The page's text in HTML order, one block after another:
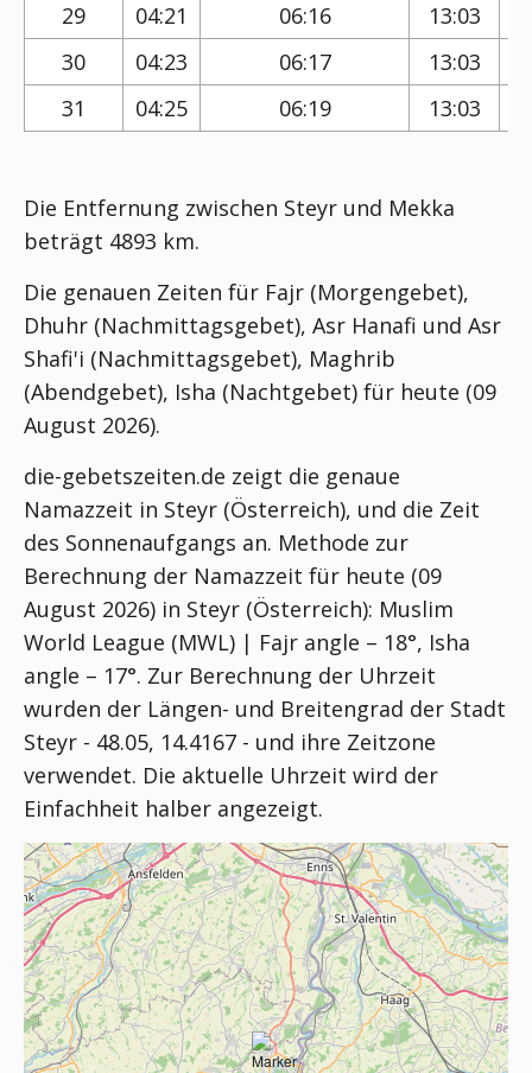
29
04:21 06:16 13:03
30
04:23 06:17 13:03
31
04:25 06:19 13:03
Die Entfernung zwischen Steyr und Mekka
beträgt 4893 km.
Die genauen Zeiten für Fajr (Morgengebet),
Dhuhr (Nachmittagsgebet), Asr Hanafi und Asr
Shafi'i (Nachmittagsgebet), Maghrib
(Abendgebet), Isha (Nachtgebet) für heute (09
August 2026).
die-gebetszeiten.de zeigt die genaue
Namazzeit in Steyr (Österreich), und die Zeit
des Sonnenaufgangs an. Methode zur
Berechnung der Namazzeit für heute (09
August 2026) in Steyr (Österreich): Muslim
World League (MWL) | Fajr angle – 18°, Isha
angle – 17°. Zur Berechnung der Uhrzeit
wurden der Längen- und Breitengrad der Stadt
Steyr - 48.05, 14.4167 - und ihre Zeitzone
verwendet. Die aktuelle Uhrzeit wird der
Einfachheit halber angezeigt.